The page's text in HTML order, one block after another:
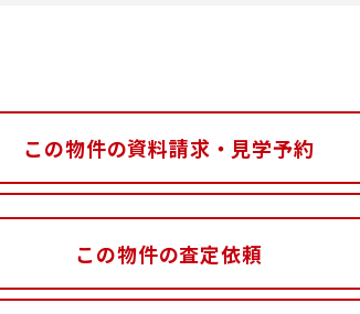
この物件の資料請求・見学予約
この物件の査定依頼